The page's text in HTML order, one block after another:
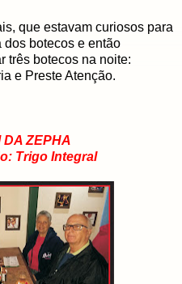
que estavam curiosos para
dos botecos e então
três botecos na noite:
e Preste Atenção.
DA ZEPHA
Trigo Integral